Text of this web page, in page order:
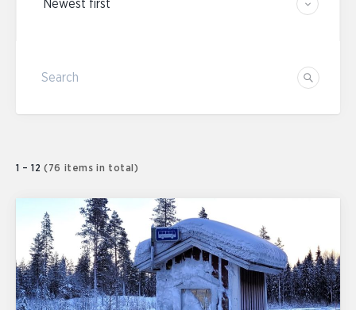
Search
1 – 12 (76 items in total)